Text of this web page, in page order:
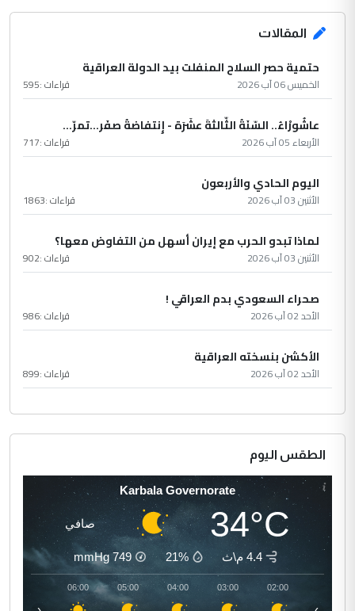
المقالات
حتمية حصر السلاح المنفلت بيد الدولة العراقية
الخميس 06 آب 2026 قراءات :595
عاشُورْاءُ.. السّنَةُ الثّالثةَ عشَرَة - إِنتفاضةُ صفَر…تمرّ...
الأربعاء 05 آب 2026 قراءات :717
اليوم الحادي والأربعون
الأثنين 03 آب 2026 قراءات :1863
لماذا تبدو الحرب مع إيران أسهل من التفاوض معها؟
الأثنين 03 آب 2026 قراءات :902
صحراء السعودي بدم العراقي !
الأحد 02 آب 2026 قراءات :986
الأكشن بنسخته العراقية
الأحد 02 آب 2026 قراءات :899
الطقس اليوم
Karbala Governorate
34°C صافي
4.4 م\ث 21%
749
mmHg
02:00
03:00
04:00
05:00
06:00